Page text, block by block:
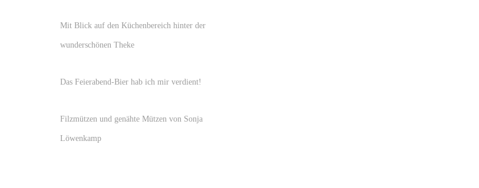
Mit Blick auf den Küchenbereich hinter der
wunderschönen Theke
Das Feierabend-Bier hab ich mir verdient!
Filzmützen und genähte Mützen von Sonja
Löwenkamp